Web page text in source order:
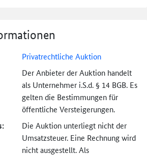
Privatrechtliche Auktion
Der Anbieter der Auktion handelt
als Unternehmer i.S.d. § 14 BGB. Es
gelten die Bestimmungen für
öffentliche Versteigerungen.
Die Auktion unterliegt nicht der
Umsatzsteuer. Eine Rechnung wird
nicht ausgestellt. Als